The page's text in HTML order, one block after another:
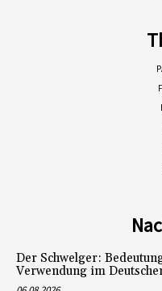
Der Schwelger:
Verwendung im